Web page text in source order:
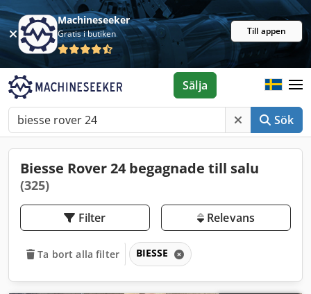
Machineseeker
Gratis i butiken Till appen
Sök
Sälja
Biesse Rover 24 begagnade till salu
(325)
Filter Relevans
Ta bort alla filter BIESSE